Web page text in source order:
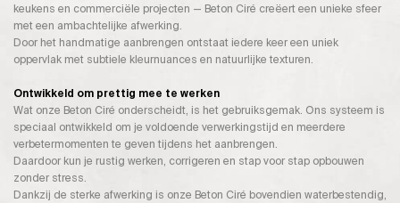
keukens en commerciële projecten — Beton Ciré creëert een unieke sfeer
met een ambachtelijke afwerking.
Door het handmatige aanbrengen ontstaat iedere keer een uniek
oppervlak met subtiele kleurnuances en natuurlijke texturen.
Ontwikkeld om prettig mee te werken
Wat onze Beton Ciré onderscheidt, is het gebruiksgemak. Ons systeem is
speciaal ontwikkeld om je voldoende verwerkingstijd en meerdere
verbetermomenten te geven tijdens het aanbrengen.
Daardoor kun je rustig werken, corrigeren en stap voor stap opbouwen
zonder stress.
Dankzij de sterke afwerking is onze Beton Ciré bovendien waterbestendig,